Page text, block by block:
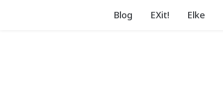
Blog EXit! Elke